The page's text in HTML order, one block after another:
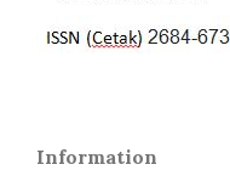
Information